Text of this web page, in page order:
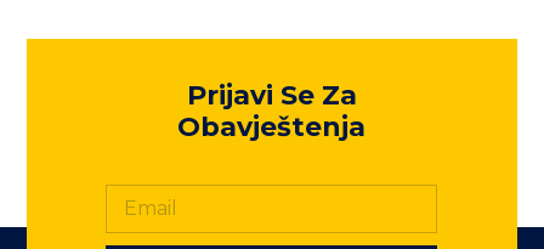
Prijavi Se Za
Obavještenja